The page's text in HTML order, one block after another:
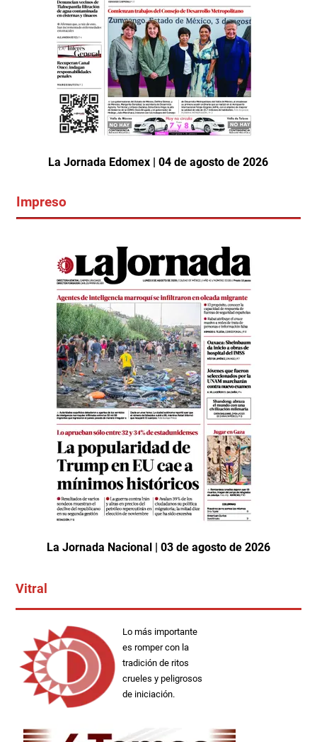
La Jornada Edomex | 04 de agosto de 2026
Impreso
La Jornada Nacional | 03 de agosto de 2026
Vitral
Lo más importante
es romper con la
tradición de ritos
crueles y peligrosos
de iniciación.